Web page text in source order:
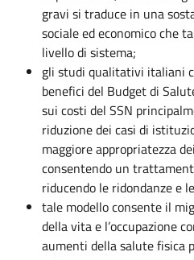
gravi si traduce in una
sociale ed economico che
livello di sistema;
gli studi qualitativi italiani
benefici del Budget di
sui costi del SSN
riduzione dei casi di
maggiore appropriatezza
consentendo un
riducendo le ridondanze e
tale modello consente il
della vita e l’occupazione
aumenti della salute fisica